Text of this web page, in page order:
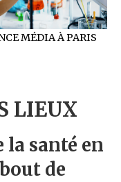
MÉDIA À PARIS
LIEUX
la santé en
de